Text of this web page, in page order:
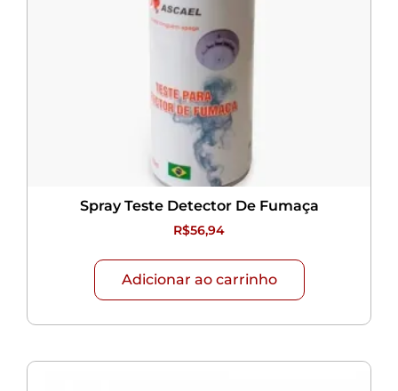
Spray Teste Detector De Fumaça
R$56,94
Adicionar ao carrinho